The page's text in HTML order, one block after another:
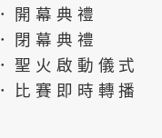
．開幕典禮
．閉幕典禮
．聖火啟動儀式
．比賽即時轉播